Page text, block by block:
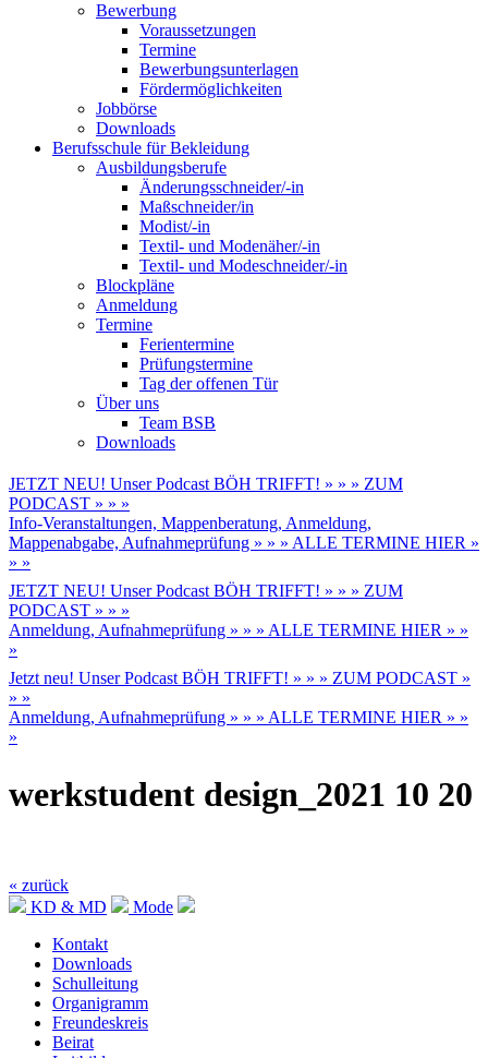
Bewerbung
Voraussetzungen
Termine
Bewerbungsunterlagen
Fördermöglichkeiten
Jobbörse
Downloads
Berufsschule für Bekleidung
Ausbildungsberufe
Änderungsschneider/-in
Maßschneider/in
Modist/-in
Textil- und Modenäher/-in
Textil- und Modeschneider/-in
Blockpläne
Anmeldung
Termine
Ferientermine
Prüfungstermine
Tag der offenen Tür
Über uns
Team BSB
Downloads
JETZT NEU! Unser Podcast BÖH TRIFFT! » » » ZUM
PODCAST » » »
Info-Veranstaltungen, Mappenberatung, Anmeldung,
Mappenabgabe, Aufnahmeprüfung » » » ALLE TERMINE HIER »
» »
JETZT NEU! Unser Podcast BÖH TRIFFT! » » » ZUM
PODCAST » » »
Anmeldung, Aufnahmeprüfung » » » ALLE TERMINE HIER » »
»
Jetzt neu! Unser Podcast BÖH TRIFFT! » » » ZUM PODCAST »
» »
Anmeldung, Aufnahmeprüfung » » » ALLE TERMINE HIER » »
»
werkstudent design_2021 10 20
« zurück
KD & MD
Mode
Kontakt
Downloads
Schulleitung
Organigramm
Freundeskreis
Beirat